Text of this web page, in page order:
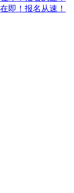
即！报名从速！